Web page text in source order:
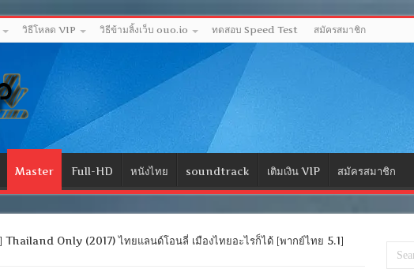
วิธีโหลด VIP วิธีข้ามลิ้งเว็บ ouo.io ทดสอบ Speed Test สมัครสมาชิก
Master Full-HD หนังไทย soundtrack เติมเงิน VIP สมัครสมาชิก
Thailand Only (2017) ไทยแลนด์โอนลี่ เมืองไทยอะไรก็ได้ [พากย์ไทย 5.1]